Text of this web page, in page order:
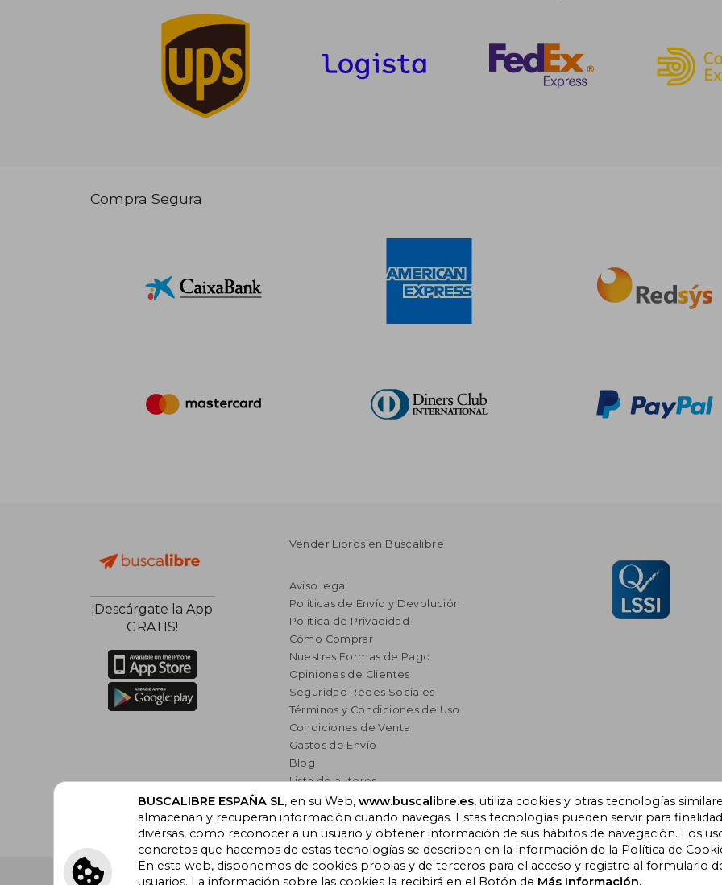
Compra Segura
¡Descárgate la App
GRATIS!
Vender Libros en Buscalibre
Aviso legal
Políticas de Envío y Devolución
Política de Privacidad
Cómo Comprar
Nuestras Formas de Pago
Opiniones de Clientes
Seguridad Redes Sociales
Términos y Condiciones de Uso
Condiciones de Venta
Gastos de Envío
Blog
Lista de autores
Incentivo a la Lectura
Libros Recomendados
Buscalibre España . Calle Energía, 65, Nave 3 (08940), Cornellà de Llobregat,
BUSCALIBRE ESPAÑA SL, en su Web, www.buscalibre.es, utiliza cookies y otras tecnologías
almacenan y recuperan información cuando navegas. Estas tecnologías pueden servir para
diversas, como reconocer a un usuario y obtener información de sus hábitos de navegación. Los
concretos que hacemos de estas tecnologías se describen en la información de la Política de
En esta web, disponemos de cookies propias y de terceros para el acceso y registro al formulario
usuarios. La información sobre las cookies la recibirá en el Botón de Más Información.